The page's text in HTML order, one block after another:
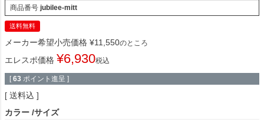
商品番号 jubilee-mitt
送料無料
メーカー希望小売価格 ¥11,550のところ
エレスポ価格 ¥6,930税込
[ 63 ポイント進呈 ]
送料込
カラー サイズ